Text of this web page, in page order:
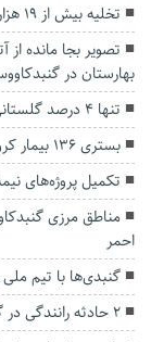
تخلیه بیش از ۱۹ هزار دستگاه انواع وسایل نقلیه از پارکینگ‌های گلستان
تصویر بجا مانده
بهارستان در
تنها 4 درصد گلستانی‌ها نوبت چهارم واکسن کرونا را تزریق کردند
بستری ۱۳۶ بیمار کرونایی در مراکز درمانی گلستان
تکمیل پروژه‌های
مناطق مرزی
احمر
گنبدی‌ها با تیم
۲ حادثه رانندگی در گنبدکاووس یک کشته و ۱۰ زخمی برجا گذاشت